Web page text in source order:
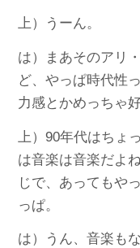
上）うーん。
は）まあそのアリ
ど、やっぱ時代性
力感とかめっちゃ
上）90年代はちょ
は音楽は音楽だよ
じで、あってもや
っぱ。
は）うん、音楽も